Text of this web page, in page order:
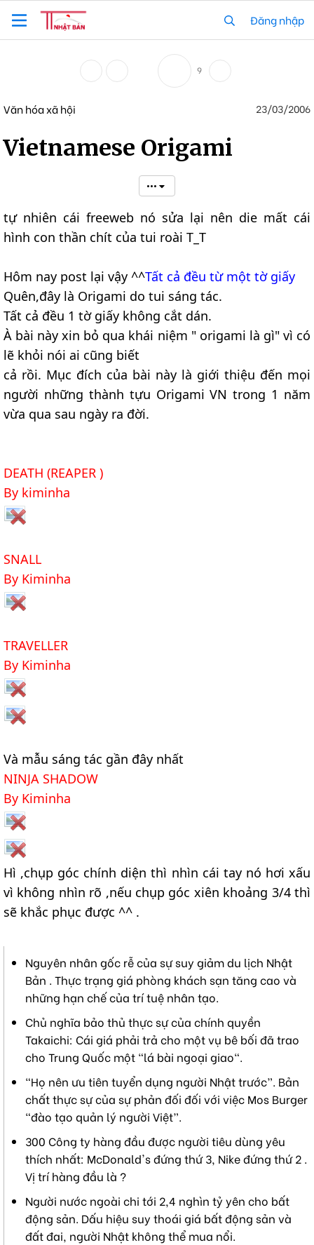
Đăng nhập
9
Văn hóa xã hội 23/03/2006
Vietnamese Origami
•••
tự nhiên cái freeweb nó sửa lại nên die mất cái
hình con thần chít của tui roài T_T
Hôm nay post lại vậy ^^Tất cả đều từ một tờ giấy
Quên,đây là Origami do tui sáng tác.
Tất cả đều 1 tờ giấy không cắt dán.
À bài này xin bỏ qua khái niệm " origami là gì" vì có
lẽ khỏi nói ai cũng biết
cả rồi. Mục đích của bài này là giới thiệu đến mọi
người những thành tựu Origami VN trong 1 năm
vừa qua sau ngày ra đời.
DEATH (REAPER )
By kiminha
SNALL
By Kiminha
TRAVELLER
By Kiminha
Và mẫu sáng tác gần đây nhất
NINJA SHADOW
By Kiminha
Hì ,chụp góc chính diện thì nhìn cái tay nó hơi xấu
vì không nhìn rõ ,nếu chụp góc xiên khoảng 3/4 thì
sẽ khắc phục được ^^ .
Nguyên nhân gốc rễ của sự suy giảm du lịch Nhật
Bản . Thực trạng giá phòng khách sạn tăng cao và
những hạn chế của trí tuệ nhân tạo.
Chủ nghĩa bảo thủ thực sự của chính quyền
Takaichi: Cái giá phải trả cho một vụ bê bối đã trao
cho Trung Quốc một "lá bài ngoại giao".
“Họ nên ưu tiên tuyển dụng người Nhật trước”. Bản
chất thực sự của sự phản đối đối với việc Mos Burger
“đào tạo quản lý người Việt”.
300 Công ty hàng đầu được người tiêu dùng yêu
thích nhất: McDonald's đứng thứ 3, Nike đứng thứ 2 .
Vị trí hàng đầu là ?
Người nước ngoài chi tới 2,4 nghìn tỷ yên cho bất
động sản. Dấu hiệu suy thoái giá bất động sản và
đất đai, người Nhật không thể mua nổi.